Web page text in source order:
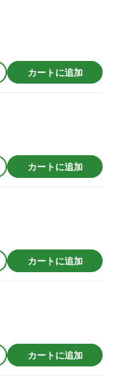
カートに追加
カートに追加
カートに追加
カートに追加